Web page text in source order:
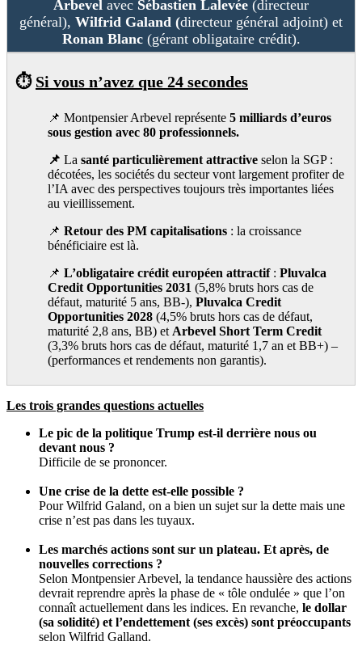
Arbevel avec Sébastien Lalevée (directeur
général), Wilfrid Galand (directeur général adjoint) et
Ronan Blanc(gérant obligataire crédit).
⏱️ Si vous n’avez que 24 secondes
📌 Montpensier Arbevel représente 5 milliards d’euros
sous gestion avec 80 professionnels.
📌 La santé particulièrement attractive selon la SGP :
décotées, les sociétés du secteur vont largement profiter de
l’IA avec des perspectives toujours très importantes liées
au vieillissement.
📌 Retour des PM capitalisations : la croissance
bénéficiaire est là.
📌 L’obligataire crédit européen attractif: Pluvalca
Credit Opportunities 2031 (5,8% bruts hors cas de
défaut, maturité 5 ans, BB-), Pluvalca Credit
Opportunities 2028 (4,5% bruts hors cas de défaut,
maturité 2,8 ans, BB) et Arbevel Short Term Credit
(3,3% bruts hors cas de défaut, maturité 1,7 an et BB+) –
(performances et rendements non garantis).
Les trois grandes questions actuelles
Le pic de la politique Trump est-il derrière nous ou
devant nous ?
Difficile de se prononcer.
Une crise de la dette est-elle possible ?
Pour Wilfrid Galand, on a bien un sujet sur la dette mais une
crise n’est pas dans les tuyaux.
Les marchés actions sont sur un plateau. Et après, de
nouvelles corrections ?
Selon Montpensier Arbevel, la tendance haussière des actions
devrait reprendre après la phase de « tôle ondulée » que l’on
connaît actuellement dans les indices. En revanche, le dollar
(sa solidité) et l’endettement (ses excès) sont préoccupants
selon Wilfrid Galland.